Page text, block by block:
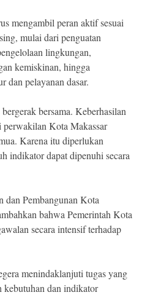
mengambil peran aktif sesuai
mulai dari penguatan
lingkungan,
kemiskinan, hingga
dan pelayanan dasar.
bersama. Keberhasilan
Kota Makassar
Karena itu diperlukan
indikator dapat dipenuhi secara
dan Pembangunan Kota
bahwa Pemerintah Kota
secara intensif terhadap
menindaklanjuti tugas yang
kebutuhan dan indikator